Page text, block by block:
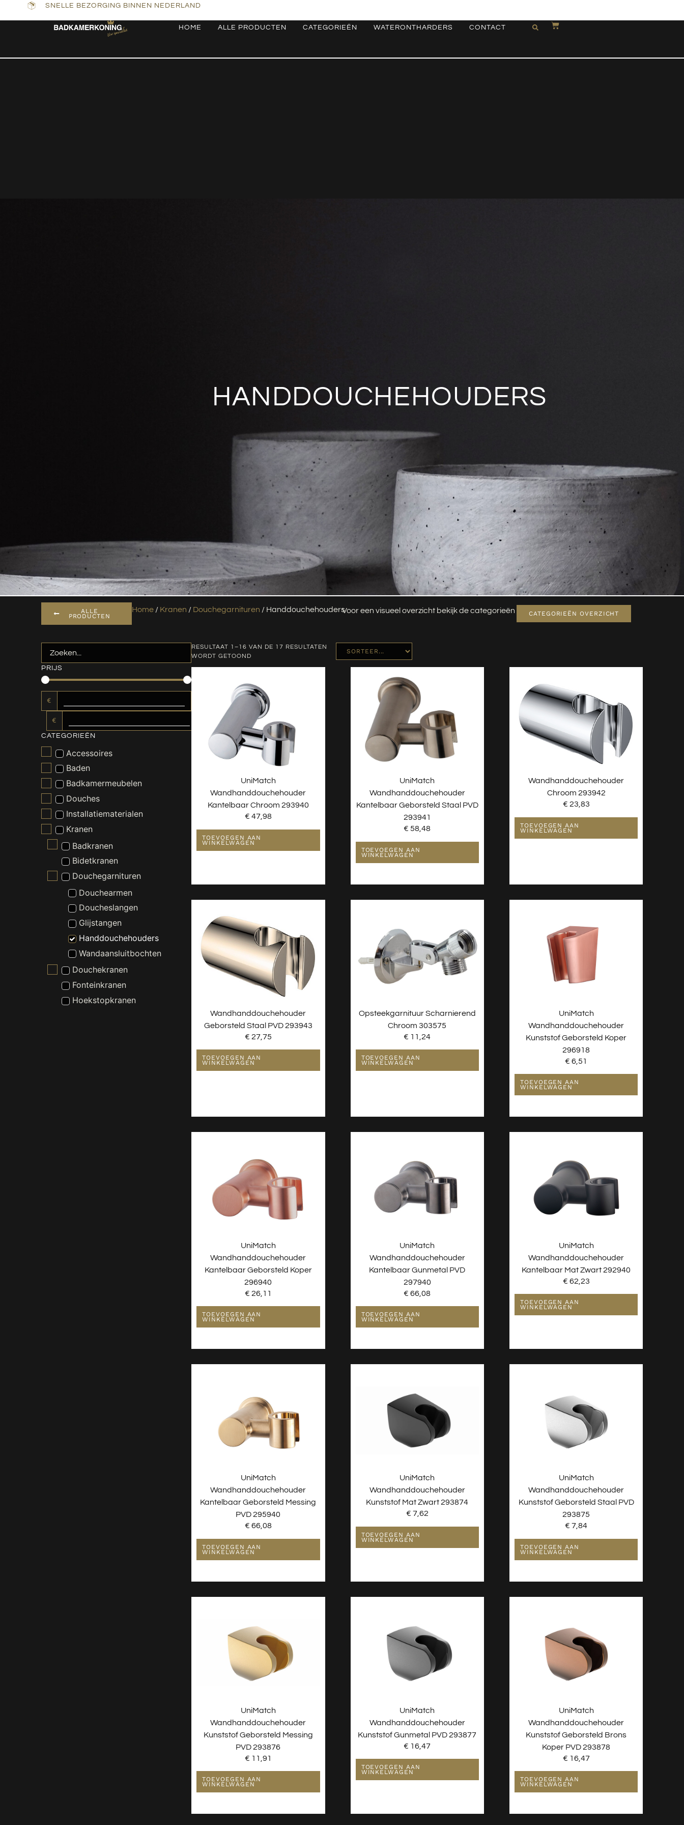
SNELLE BEZORGING BINNEN NEDERLAND
HOME ALLE PRODUCTEN CATEGORIEËN WATERONTHARDERS CONTACT
HANDDOUCHEHOUDERS
ALLE
PRODUCTEN
Home/ Kranen / Douchegarnituren / HanddouchehoudersVoor een visueel overzicht bekijk de categorieën CATEGORIEËN OVERZICHT
PRIJS
€
€
CATEGORIEËN
Accessoires
Baden
Badkamermeubelen
Douches
Installatiematerialen
Kranen
Badkranen
Bidetkranen
Douchegarnituren
Douchearmen
Doucheslangen
Glijstangen
Handdouchehouders
Wandaansluitbochten
Douchekranen
Fonteinkranen
Hoekstopkranen
RESULTAAT 1–16 VAN DE 17 RESULTATEN
WORDT GETOOND
UniMatch
Wandhanddouchehouder
Kantelbaar Chroom 293940
€ 47,98
TOEVOEGEN AAN
WINKELWAGEN
UniMatch
Wandhanddouchehouder
Kantelbaar Geborsteld Staal PVD
293941
€ 58,48
TOEVOEGEN AAN
WINKELWAGEN
Wandhanddouchehouder
Chroom 293942
€ 23,83
TOEVOEGEN AAN
WINKELWAGEN
Wandhanddouchehouder
Geborsteld Staal PVD 293943
€ 27,75
TOEVOEGEN AAN
WINKELWAGEN
Opsteekgarnituur Scharnierend
Chroom 303575
€ 11,24
TOEVOEGEN AAN
WINKELWAGEN
UniMatch
Wandhanddouchehouder
Kunststof Geborsteld Koper
296918
€ 6,51
TOEVOEGEN AAN
WINKELWAGEN
UniMatch
Wandhanddouchehouder
Kantelbaar Geborsteld Koper
296940
€ 26,11
TOEVOEGEN AAN
WINKELWAGEN
UniMatch
Wandhanddouchehouder
Kantelbaar Gunmetal PVD
297940
€ 66,08
TOEVOEGEN AAN
WINKELWAGEN
UniMatch
Wandhanddouchehouder
Kantelbaar Mat Zwart 292940
€ 62,23
TOEVOEGEN AAN
WINKELWAGEN
UniMatch
Wandhanddouchehouder
Kantelbaar Geborsteld Messing
PVD 295940
€ 66,08
TOEVOEGEN AAN
WINKELWAGEN
UniMatch
Wandhanddouchehouder
Kunststof Mat Zwart 293874
€ 7,62
TOEVOEGEN AAN
WINKELWAGEN
UniMatch
Wandhanddouchehouder
Kunststof Geborsteld Staal PVD
293875
€ 7,84
TOEVOEGEN AAN
WINKELWAGEN
UniMatch
Wandhanddouchehouder
Kunststof Geborsteld Messing
PVD 293876
€ 11,91
TOEVOEGEN AAN
WINKELWAGEN
UniMatch
Wandhanddouchehouder
Kunststof Gunmetal PVD 293877
€ 16,47
TOEVOEGEN AAN
WINKELWAGEN
UniMatch
Wandhanddouchehouder
Kunststof Geborsteld Brons
Koper PVD 293878
€ 16,47
TOEVOEGEN AAN
WINKELWAGEN